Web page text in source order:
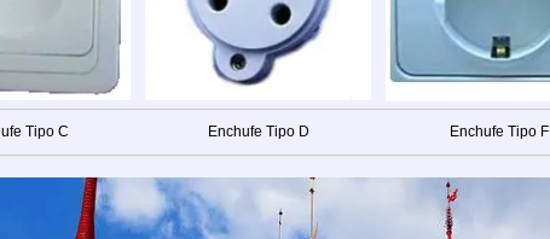
Tipo C Enchufe Tipo D Enchufe Tipo F